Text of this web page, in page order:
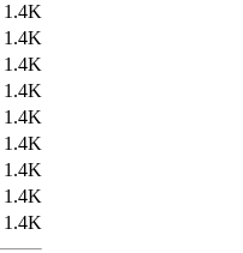
1.4K
1.4K
1.4K
1.4K
1.4K
1.4K
1.4K
1.4K
1.4K